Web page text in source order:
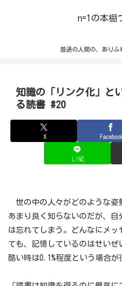
n=1の本棚
普通の人間の、ありふ
知識の「リンク化」
る読書 #20
X
LINE
世の中の人々がどのような姿
あまり良く知らないのだが、
は忘れてしまう。どんなにメッ
ても、記憶しているのはせいぜ
酷い時は0.1%程度という場合が